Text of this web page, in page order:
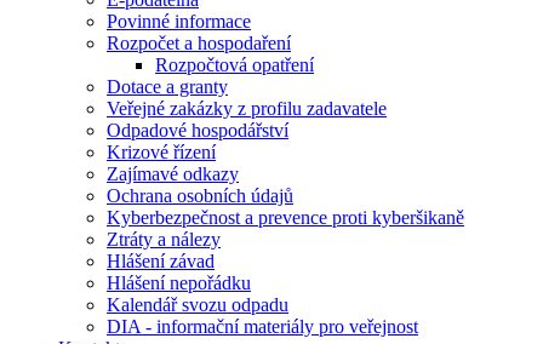
Povinné informace
Rozpočet a hospodaření
Rozpočtová opatření
Dotace a granty
Veřejné zakázky z profilu zadavatele
Odpadové hospodářství
Krizové řízení
Zajímavé odkazy
Ochrana osobních údajů
Kyberbezpečnost a prevence proti kyberšikaně
Ztráty a nálezy
Hlášení závad
Hlášení nepořádku
Kalendář svozu odpadu
DIA - informační materiály pro veřejnost